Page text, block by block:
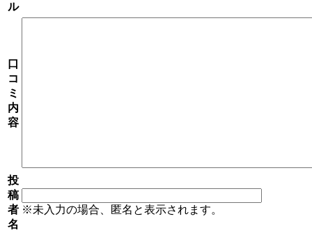
ル
口
コ
ミ
内
容
投
稿
者
名
※未入力の場合、匿名と表示されます。